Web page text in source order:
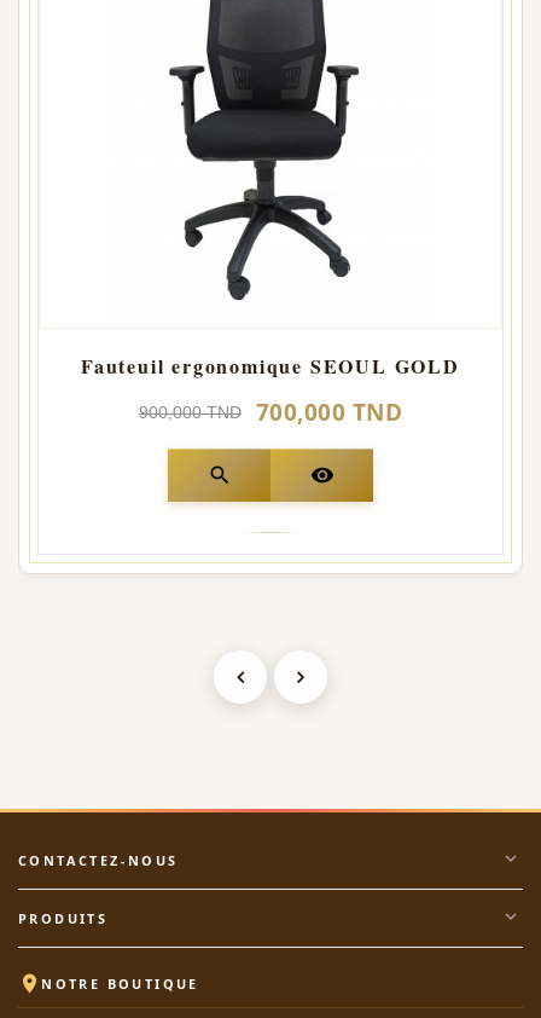
Fauteuil ergonomique SEOUL GOLD
900,000 TND 700,000 TND
search visibility
CONTACTEZ-NOUS expand_more
PRODUITS expand_more
 NOTRE BOUTIQUE